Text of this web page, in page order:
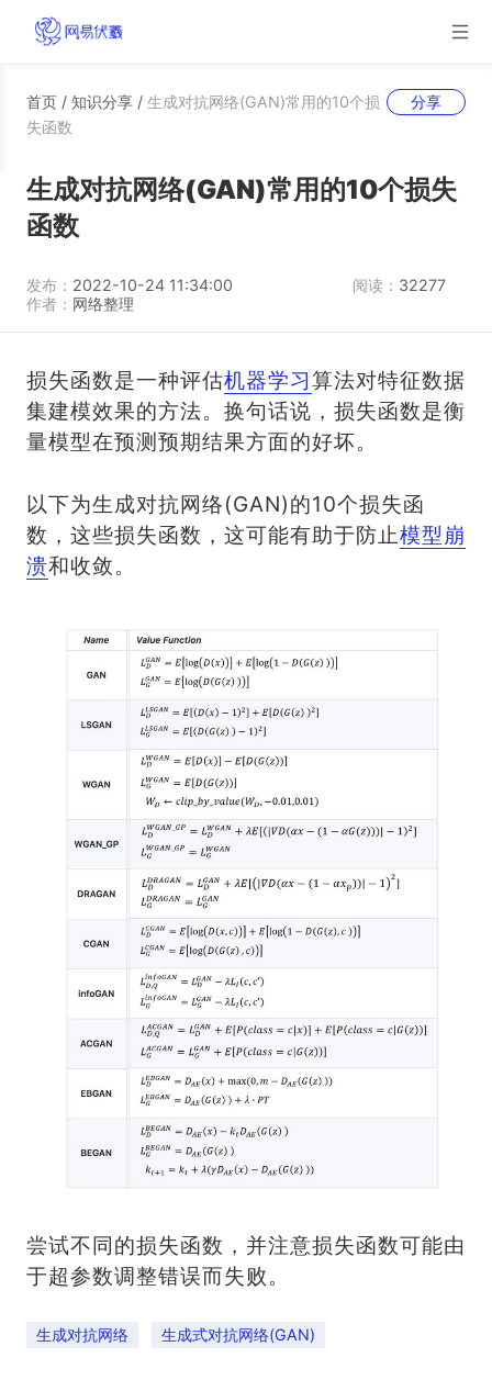
首页 / 知识分享 / 生成对抗网络(GAN)常用的10个损
失函数
分享
生成对抗网络(GAN)常用的10个损失
函数
发布： 2022-10-24 11:34:00 阅读： 32277
作者： 网络整理
损失函数是一种评估机器学习算法对特征数据
集建模效果的方法。换句话说，损失函数是衡
量模型在预测预期结果方面的好坏。
以下为生成对抗网络(GAN)的10个损失函
数，这些损失函数，这可能有助于防止模型崩
溃和收敛。
尝试不同的损失函数，并注意损失函数可能由
于超参数调整错误而失败。
生成对抗网络 生成式对抗网络(GAN)